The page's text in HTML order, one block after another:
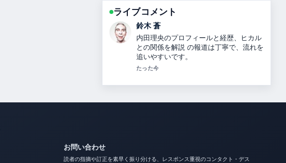
ライブコメント
渡辺 結衣
坂本花織の結婚相手や引退理由、世界選
手権4連覇、2026年五輪銀メダル、綺麗
になった理由を解説【最新情報】 周辺の
検証がしっかりしていて安心感がありま
3 分前